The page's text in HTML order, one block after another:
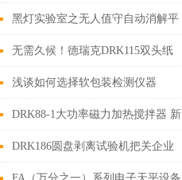
温)
黑灯实验室之无人值守自动消解平
台
无需久候！德瑞克DRK115双头纸
杯杯身挺度仪现货速达，助力品质
升级
浅谈如何选择软包装检测仪器
DRK88-1大功率磁力加热搅拌器 新
品介绍
DRK186圆盘剥离试验机把关企业
软塑包材油墨层的印刷效果及印刷